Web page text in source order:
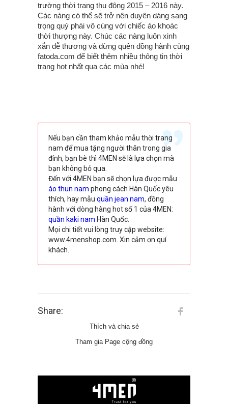
trường thời trang thu đông 2015 – 2016 này.
Các nàng có thể sẽ trở nên duyên dáng sang
trọng quý phái vô cùng với chiếc áo khoác
thời thượng này. Chúc các nàng luôn xinh
xắn dễ thương và đừng quên đồng hành cùng
fatoda.com để biết thêm nhiều thông tin thời
trang hot nhất qua các mùa nhé!
Nếu bạn cần tham khảo mẫu thời trang
nam để mua tặng người thân trong gia
đính, bạn bè thì 4MEN sẽ là lựa chọn mà
bạn không bỏ qua.
Đến với 4MEN bạn sẽ chọn lựa được mẫu
áo thun nam phong cách Hàn Quốc yêu
thích, hay mẫu quần jean nam, đồng
hành với dòng hàng hot số 1 của 4MEN:
quần kaki nam Hàn Quốc.
Mọi chi tiết vui lòng truy cập website:
www.4menshop.com. Xin cảm ơn quí
khách.
Share:
Thích và chia sẻ
Tham gia Page cộng đồng